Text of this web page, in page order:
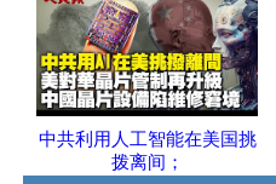
中共利用人工智能在美国挑
拨离间；